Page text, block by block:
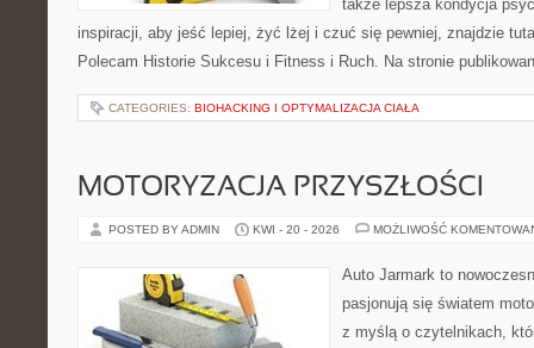
także lepsza kondycja
inspiracji, aby jeść lepiej, żyć lżej i czuć się pewniej, znajdzie
Polecam Historie Sukcesu i Fitness i Ruch. Na stronie
CATEGORIES: BIOHACKING I OPTYMALIZACJA CIAŁA
MOTORYZACJA PRZYSZŁOŚCI
POSTED BY ADMIN KWI - 20 - 2026 MOŻLIWOŚĆ
Auto Jarmark to
pasjonują się światem
z myślą o czytelnikach,